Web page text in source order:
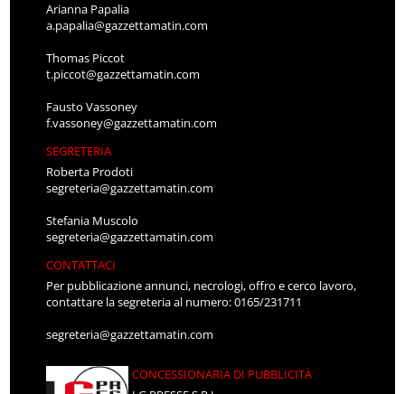
Arianna Papalia
a.papalia@gazzettamatin.com
Thomas Piccot
t.piccot@gazzettamatin.com
Fausto Vassoney
f.vassoney@gazzettamatin.com
SEGRETERIA
Roberta Prodoti
segreteria@gazzettamatin.com
Stefania Muscolo
segreteria@gazzettamatin.com
CONTATTACI
Per pubblicazione annunci, necrologi, offro e cerco lavoro,
contattare la segreteria al numero: 0165/231711
segreteria@gazzettamatin.com
CONCESSIONARIA DI PUBBLICITÀ